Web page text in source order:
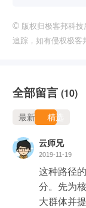
© 版权归极客邦科
追踪，如有侵权极客
全部留言 (10)
最新 精选
云师兄
2019-11-19
这种路径
分。先为
大群体并